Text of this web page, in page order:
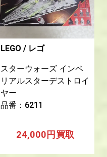
LEGO / レゴ
スターウォーズ インペ
リアルスターデストロイ
ヤー
品番：6211
24,000円買取